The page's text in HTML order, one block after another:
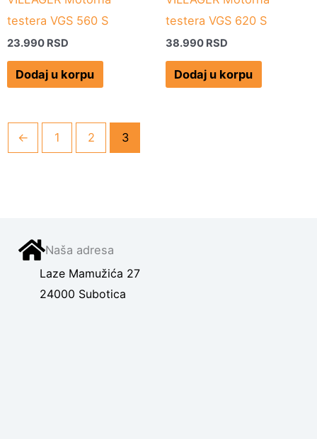
testera VGS 560 S
23.990 RSD
Dodaj u korpu
testera VGS 620 S
38.990 RSD
Dodaj u korpu
← 1 2 3
Naša adresa
Laze Mamužića 27
24000 Subotica